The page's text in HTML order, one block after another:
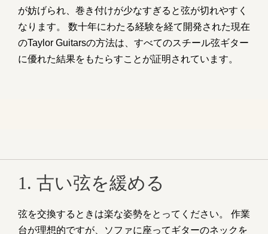
が妨げられ、巻き付けが少なすぎると弦が切れやすく
なります。 数十年にわたる経験を経て開発された現在
のTaylor Guitarsの方法は、すべてのスチール弦ギター
に優れた結果をもたらすことが証明されています。
1. 古い弦を緩める
弦を交換するときは楽な姿勢をとってください。 作業
台が理想的ですが、ソファに座ってギターのネックを